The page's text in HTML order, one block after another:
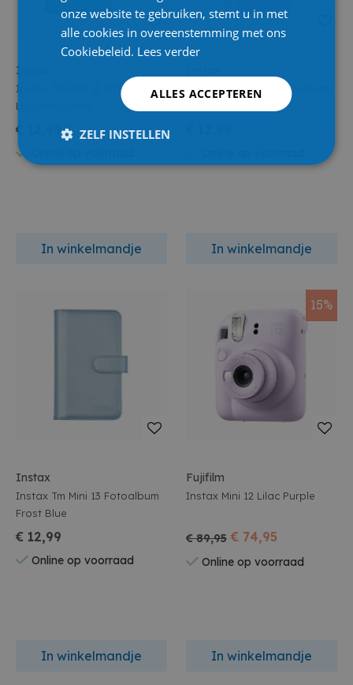
Instax
Instax Tm Mini 13 Fotoalbum
Lagoon Green
€ 12,99
In winkelmandje
Instax Tm Mini 13 Fotoalbum
In winkelmandje
Instax
Instax Tm Mini 13 Fotoalbum
Frost Blue
€ 12,99
Online op voorraad
In winkelmandje
15%
Fujifilm
Instax Mini 12 Lilac Purple
€ 89,95 € 74,95
Online op voorraad
In winkelmandje
onze website te gebruiken, stemt u in met
alle cookies in overeenstemming met ons
Cookiebeleid. Lees verder
ALLES ACCEPTEREN
ZELF INSTELLEN